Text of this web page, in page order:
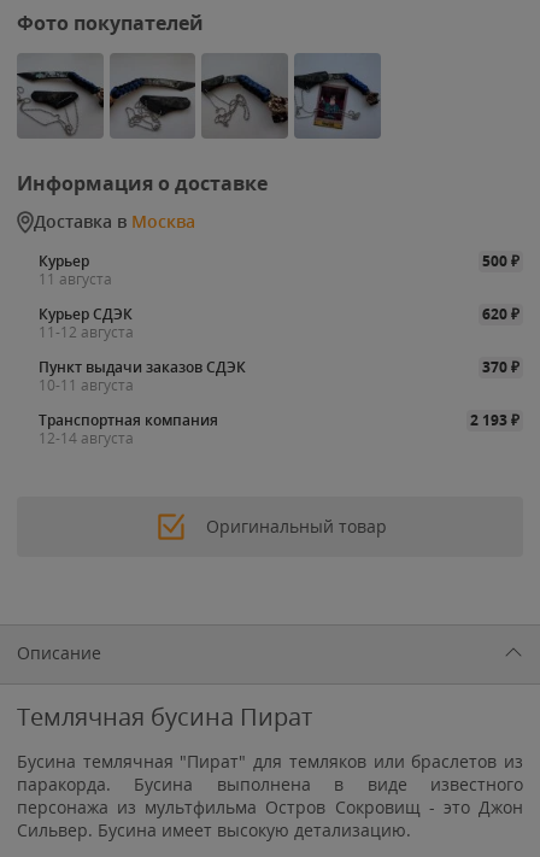
Фото покупателей
Информация о доставке
Доставка в Москва
Курьер 500₽
11 августа
Курьер СДЭК
620₽
11-12 августа
Пункт выдачи заказов СДЭК
370₽
10-11 августа
Транспортная компания
2 193₽
12-14 августа
Оригинальный товар
Описание
Темлячная бусина Пират
Бусина темлячная "Пират" для темляков или браслетов из
паракорда. Бусина выполнена в виде известного
персонажа из мультфильма Остров Сокровищ - это Джон
Сильвер. Бусина имеет высокую детализацию.